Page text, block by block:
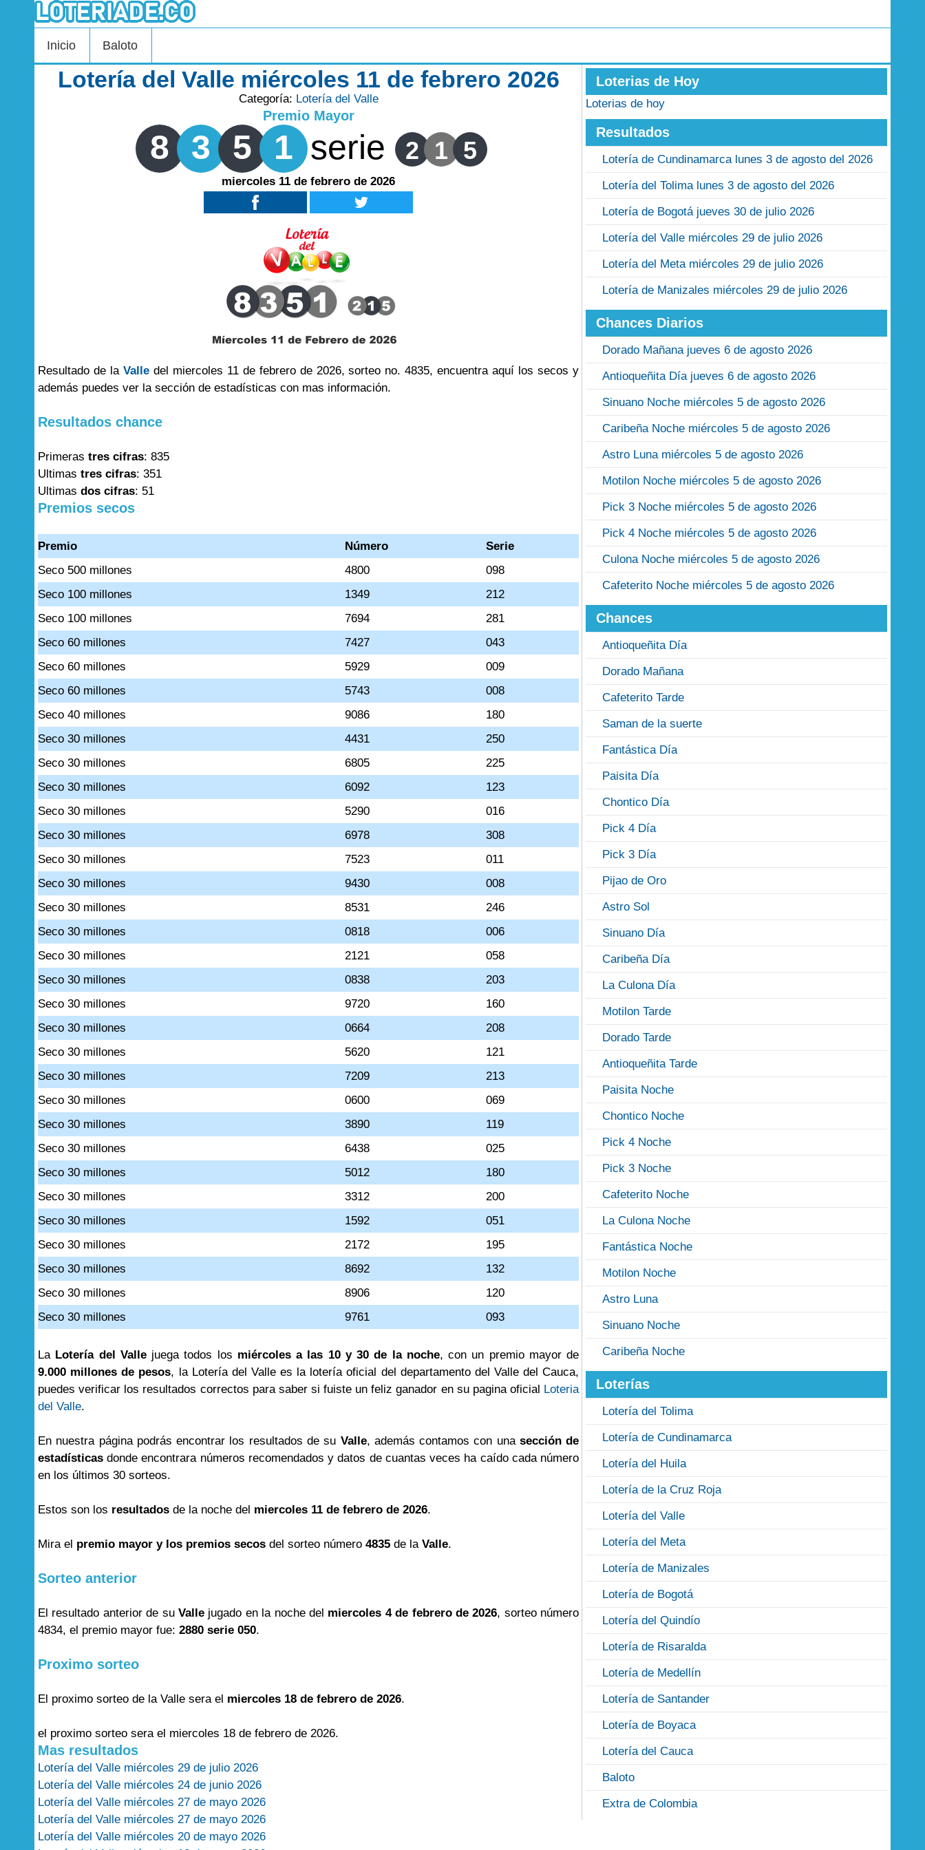
Inicio Baloto
Lotería del Valle miércoles 11 de febrero 2026
Categoría: Lotería del Valle
Premio Mayor
8 3 5 1 serie 2 1 5
miercoles 11 de febrero de 2026
Resultado de la Valledel miercoles 11 de febrero de 2026, sorteo no. 4835, encuentra aquí los secos y
además puedes ver la sección de estadísticas con mas información.
Resultados chance
Primeras tres cifras: 835
Ultimas tres cifras: 351
Ultimas dos cifras: 51
Premios secos
Premio Número
Serie
Seco 500 millones
4800
098
Seco 100 millones
1349
212
Seco 100 millones
7694
281
Seco 60 millones
7427
043
Seco 60 millones
5929
009
Seco 60 millones
5743
008
Seco 40 millones
9086
180
Seco 30 millones
4431
250
Seco 30 millones
6805
225
Seco 30 millones
6092
123
Seco 30 millones
5290
016
Seco 30 millones
6978
308
Seco 30 millones
7523
011
Seco 30 millones
9430
008
Seco 30 millones
8531
246
Seco 30 millones
0818
006
Seco 30 millones
2121
058
Seco 30 millones
0838
203
Seco 30 millones
9720
160
Seco 30 millones
0664
208
Seco 30 millones
5620
121
Seco 30 millones
7209
213
Seco 30 millones
0600
069
Seco 30 millones
3890
119
Seco 30 millones
6438
025
Seco 30 millones
5012
180
Seco 30 millones
3312
200
Seco 30 millones
1592
051
Seco 30 millones
2172
195
Seco 30 millones
8692
132
Seco 30 millones
8906
120
Seco 30 millones
9761 093
La Lotería del Vallejuega todos los miércoles a las 10 y 30 de la noche, con un premio mayor de
9.000 millones de pesos, la Lotería del Valle es la lotería oficial del departamento del Valle del Cauca,
puedes verificar los resultados correctos para saber si fuiste un feliz ganador en su pagina oficial Loteria
del Valle.
En nuestra página podrás encontrar los resultados de su Valle, además contamos con una sección de
estadísticas donde encontrara números recomendados y datos de cuantas veces ha caído cada número
en los últimos 30 sorteos.
Estos son los resultados de la noche del miercoles 11 de febrero de 2026.
Mira el premio mayor y los premios secos del sorteo número 4835 de la Valle.
Sorteo anterior
El resultado anterior de su Valle jugado en la noche del miercoles 4 de febrero de 2026, sorteo número
4834, el premio mayor fue: 2880 serie 050.
Proximo sorteo
El proximo sorteo de la Valle sera el miercoles 18 de febrero de 2026.
el proximo sorteo sera el miercoles 18 de febrero de 2026.
Mas resultados
Lotería del Valle miércoles 29 de julio 2026
Lotería del Valle miércoles 24 de junio 2026
Lotería del Valle miércoles 27 de mayo 2026
Lotería del Valle miércoles 27 de mayo 2026
Lotería del Valle miércoles 20 de mayo 2026
Loterias de Hoy
Loterias de hoy
Resultados
Lotería de Cundinamarca lunes 3 de agosto del 2026
Lotería del Tolima lunes 3 de agosto del 2026
Lotería de Bogotá jueves 30 de julio 2026
Lotería del Valle miércoles 29 de julio 2026
Lotería del Meta miércoles 29 de julio 2026
Lotería de Manizales miércoles 29 de julio 2026
Chances Diarios
Dorado Mañana jueves 6 de agosto 2026
Antioqueñita Día jueves 6 de agosto 2026
Sinuano Noche miércoles 5 de agosto 2026
Caribeña Noche miércoles 5 de agosto 2026
Astro Luna miércoles 5 de agosto 2026
Motilon Noche miércoles 5 de agosto 2026
Pick 3 Noche miércoles 5 de agosto 2026
Pick 4 Noche miércoles 5 de agosto 2026
Culona Noche miércoles 5 de agosto 2026
Cafeterito Noche miércoles 5 de agosto 2026
Chances
Antioqueñita Día
Dorado Mañana
Cafeterito Tarde
Saman de la suerte
Fantástica Día
Paisita Día
Chontico Día
Pick 4 Día
Pick 3 Día
Pijao de Oro
Astro Sol
Sinuano Día
Caribeña Día
La Culona Día
Motilon Tarde
Dorado Tarde
Antioqueñita Tarde
Paisita Noche
Chontico Noche
Pick 4 Noche
Pick 3 Noche
Cafeterito Noche
La Culona Noche
Fantástica Noche
Motilon Noche
Astro Luna
Sinuano Noche
Caribeña Noche
Loterías
Lotería del Tolima
Lotería de Cundinamarca
Lotería del Huila
Lotería de la Cruz Roja
Lotería del Valle
Lotería del Meta
Lotería de Manizales
Lotería de Bogotá
Lotería del Quindío
Lotería de Risaralda
Lotería de Medellín
Lotería de Santander
Lotería de Boyaca
Lotería del Cauca
Baloto
Extra de Colombia